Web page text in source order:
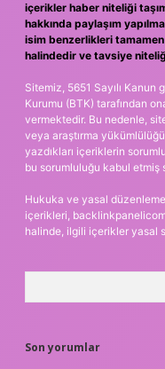
içerikler haber niteliği
hakkında paylaşım
isim benzerlikleri
halindedir ve tavsiye
Sitemiz, 5651 Sayılı
Kurumu (BTK) tarafından
vermektedir. Bu nedenle,
veya araştırma
yazdıkları içeriklerin
bu sorumluluğu kabul etmiş
Hukuka ve yasal
içerikleri,
halinde, ilgili içerikler yasal
Son yorumlar